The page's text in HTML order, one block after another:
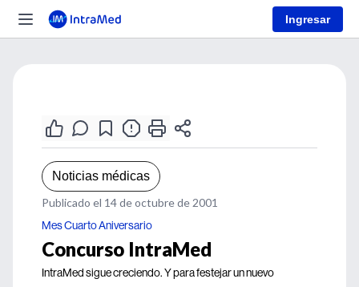
Ingresar
Noticias médicas
Publicado el 14 de octubre de 2001
Mes Cuarto Aniversario
Concurso IntraMed
IntraMed sigue creciendo. Y para festejar un nuevo